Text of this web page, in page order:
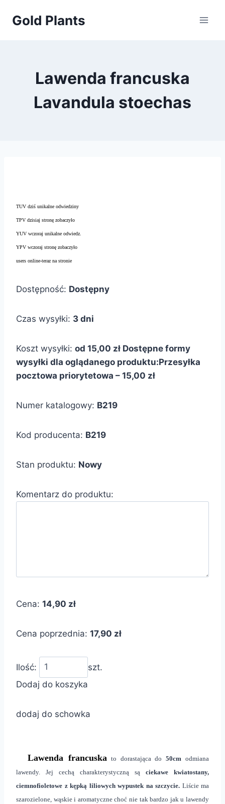
Gold Plants
Lawenda francuska
Lavandula stoechas
TUV dziś unikalne odwiedziny
TPV dzisiaj stronę zobaczyło
YUV wczoraj unikalne odwiedz.
YPV wczoraj stronę zobaczyło
users online-teraz na stronie
Dostępność: Dostępny
Czas wysyłki: 3 dni
Koszt wysyłki: od 15,00 zł Dostępne formy
wysyłki dla oglądanego produktu:Przesyłka
pocztowa priorytetowa – 15,00 zł
Numer katalogowy: B219
Kod producenta: B219
Stan produktu: Nowy
Komentarz do produktu:
Cena: 14,90 zł
Cena poprzednia: 17,90 zł
Ilość:
szt.
Dodaj do koszyka
dodaj do schowka
Lawenda francuska to dorastająca do50cm odmiana
lawendy. Jej cechą charakterystyczną są ciekawe kwiatostany,
ciemnofioletowe z kępką liliowych wypustek na szczycie. Liście ma
szarozielone, wąskie i aromatyczne choć nie tak bardzo jak u lawendy